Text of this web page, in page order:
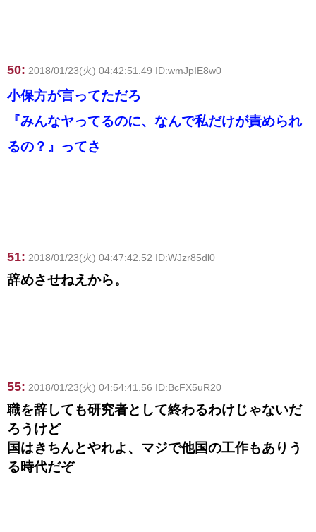
50: 2018/01/23(火) 04:42:51.49 ID:wmJpIE8w0
小保方が言ってただろ
『みんなヤってるのに、なんで私だけが責められ
るの？』ってさ
51: 2018/01/23(火) 04:47:42.52 ID:WJzr85dl0
辞めさせねえから。
55: 2018/01/23(火) 04:54:41.56 ID:BcFX5uR20
職を辞しても研究者として終わるわけじゃないだ
ろうけど
国はきちんとやれよ、マジで他国の工作もありう
る時代だぞ